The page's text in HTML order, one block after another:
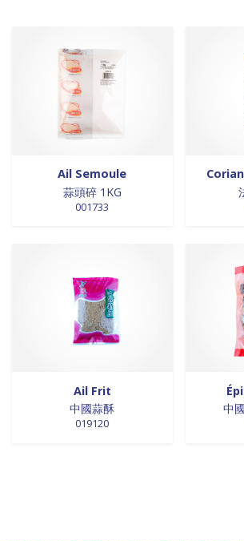
Ail Semoule
蒜頭碎 1KG
001733
Ail Frit
中國蒜酥
019120
中